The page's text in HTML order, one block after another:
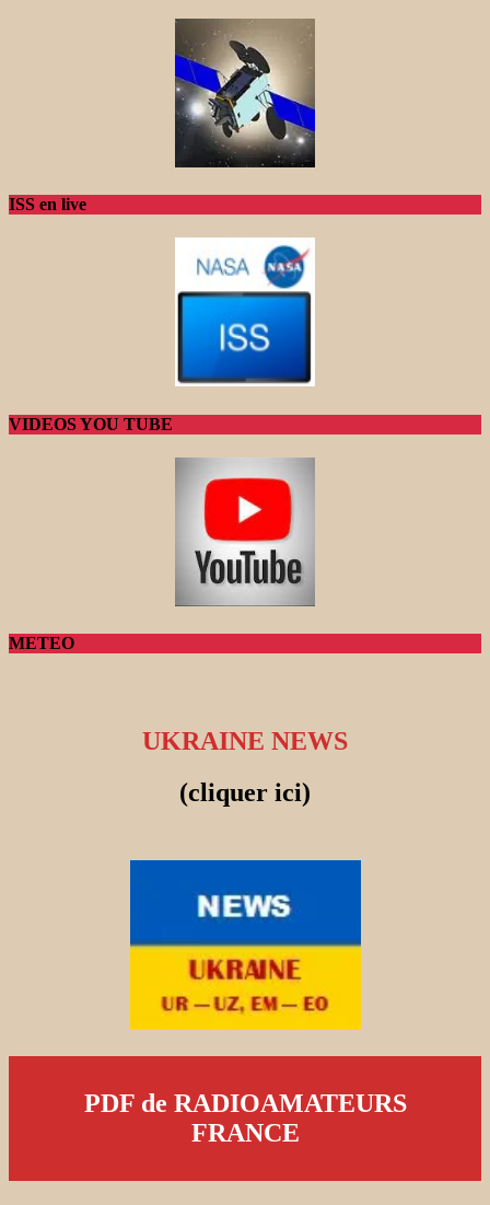
ISS en live
VIDEOS YOU TUBE
METEO
UKRAINE NEWS
(cliquer ici)
PDF de RADIOAMATEURS
FRANCE